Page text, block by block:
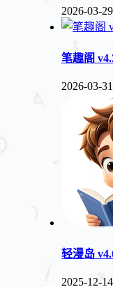
2026-03-29
笔趣阁
2026-03-31
轻漫岛
2025-12-14